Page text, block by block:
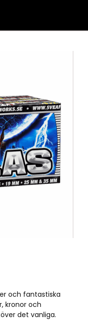
och fantastiska
kronor och
det vanliga.